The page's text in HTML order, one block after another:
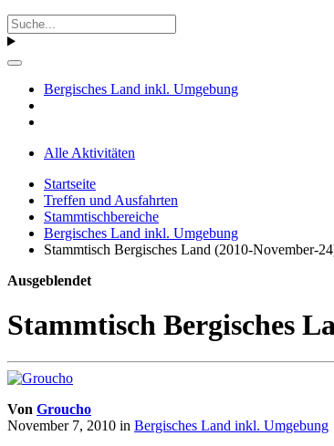
Bergisches Land inkl. Umgebung
Alle Aktivitäten
Startseite
Treffen und Ausfahrten
Stammtischbereiche
Bergisches Land inkl. Umgebung
Stammtisch Bergisches Land (2010-November-
Ausgeblendet
Stammtisch Bergisches
Von Groucho
November 7, 2010 in Bergisches Land inkl. Umgebung